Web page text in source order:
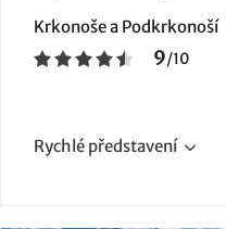
Krkonoše a Podkrkonoší
9/10
Rychlé představení